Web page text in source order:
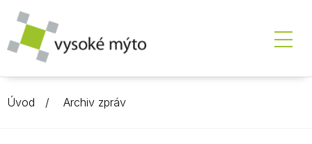
Úvod Archiv zpráv